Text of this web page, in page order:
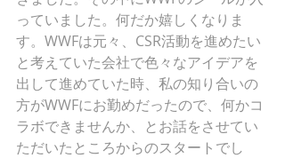
っていました。何だか嬉しくなりま
す。WWFは元々、CSR活動を進めたい
と考えていた会社で色々なアイデアを
出して進めていた時、私の知り合いの
方がWWFにお勤めだったので、何かコ
ラボできませんか、とお話をさせてい
ただいたところからのスタートでし